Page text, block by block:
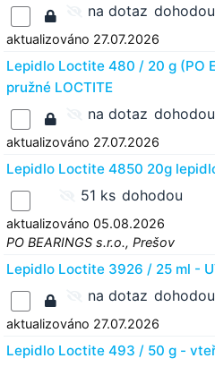
na dotaz dohodou
aktualizováno 27.07.2026
Lepidlo Loctite 480 / 20 g (PO
pružné LOCTITE
na dotaz dohodou
aktualizováno 27.07.2026
Lepidlo Loctite 4850 20g
51 ks dohodou
aktualizováno 05.08.2026
PO BEARINGS s.r.o., Prešov
Lepidlo Loctite 3926 / 25 ml -
na dotaz dohodou
aktualizováno 27.07.2026
Lepidlo Loctite 493 / 50 g -